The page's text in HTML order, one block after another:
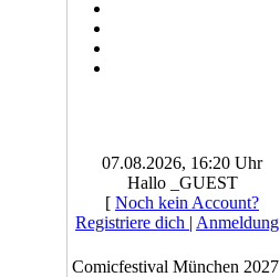
07.08.2026, 16:20 Uhr
Hallo _GUEST
[ Noch kein Account?
Registriere dich | Anmeldung
Comicfestival München 2027